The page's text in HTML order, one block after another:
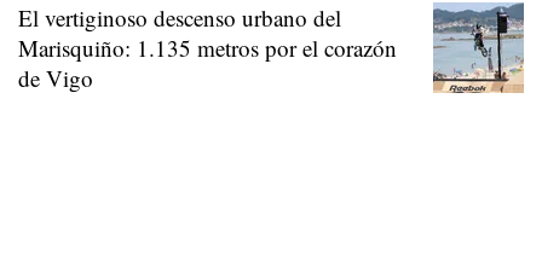
El vertiginoso descenso urbano del
Marisquiño: 1.135 metros por el corazón
de Vigo